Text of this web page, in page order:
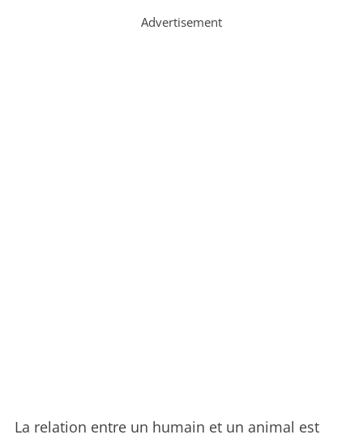
Advertisement
La relation entre un humain et un animal est